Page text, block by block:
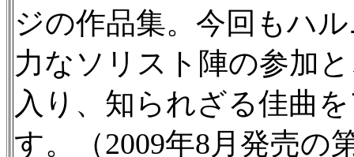
ジの作品集。今回もハ
力なソリスト陣の参加
入り、知られざる佳曲
す。（2009年8月発売の